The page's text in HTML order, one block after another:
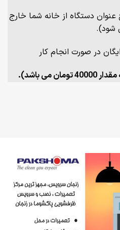
دستگاه از خانه شما خارج
شود).
می باشد).